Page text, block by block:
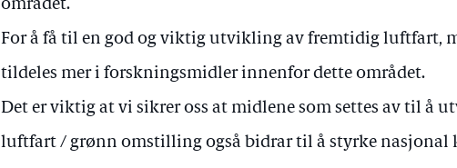
området.
For å få til en god og viktig utvikling av fremtidig luftfart,
tildeles mer i forskningsmidler innenfor dette området.
Det er viktig at vi sikrer oss at midlene som settes av til å
luftfart / grønn omstilling også bidrar til å styrke nasjonal